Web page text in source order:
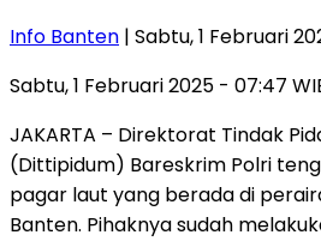
Info Banten | Sabtu, 1 Februari
Sabtu, 1 Februari 2025 - 07:47
JAKARTA – Direktorat Tindak
(Dittipidum) Bareskrim Polri
pagar laut yang berada di
Banten. Pihaknya sudah